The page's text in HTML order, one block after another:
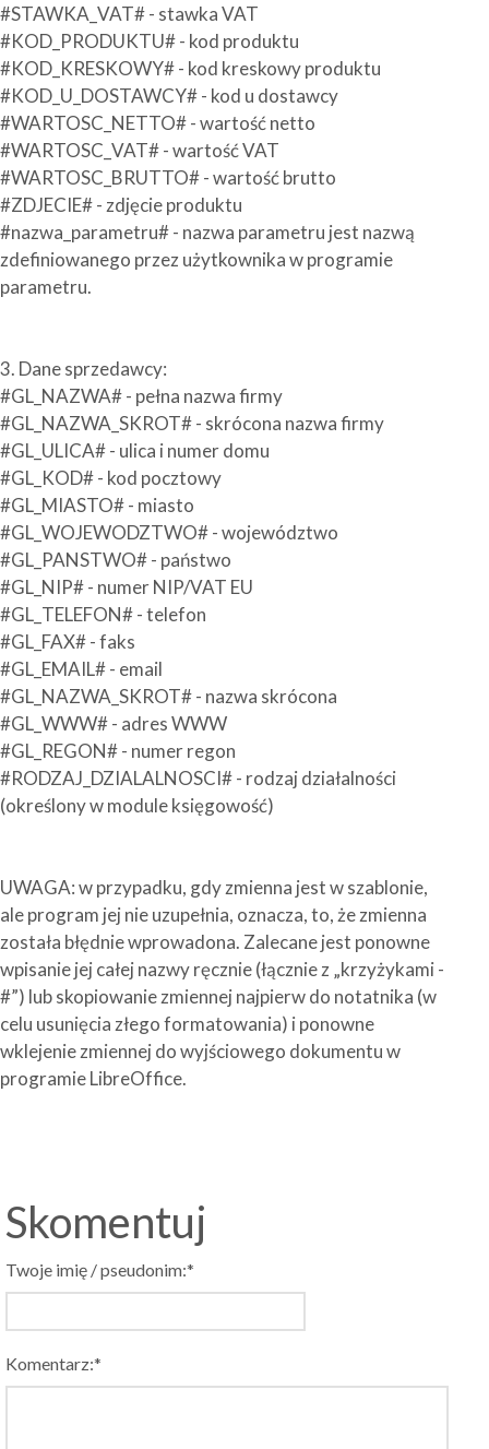
#STAWKA_VAT# - stawka VAT
#KOD_PRODUKTU# - kod produktu
#KOD_KRESKOWY# - kod kreskowy produktu
#KOD_U_DOSTAWCY# - kod u dostawcy
#WARTOSC_NETTO# - wartość netto
#WARTOSC_VAT# - wartość VAT
#WARTOSC_BRUTTO# - wartość brutto
#ZDJECIE# - zdjęcie produktu
#nazwa_parametru# - nazwa parametru jest nazwą
zdefiniowanego przez użytkownika w programie
parametru.
3. Dane sprzedawcy:
#GL_NAZWA# - pełna nazwa firmy
#GL_NAZWA_SKROT# - skrócona nazwa firmy
#GL_ULICA# - ulica i numer domu
#GL_KOD# - kod pocztowy
#GL_MIASTO# - miasto
#GL_WOJEWODZTWO# - województwo
#GL_PANSTWO# - państwo
#GL_NIP# - numer NIP/VAT EU
#GL_TELEFON# - telefon
#GL_FAX# - faks
#GL_EMAIL# - email
#GL_NAZWA_SKROT# - nazwa skrócona
#GL_WWW# - adres WWW
#GL_REGON# - numer regon
#RODZAJ_DZIALALNOSCI# - rodzaj działalności
(określony w module księgowość)
UWAGA: w przypadku, gdy zmienna jest w szablonie,
ale program jej nie uzupełnia, oznacza, to, że zmienna
została błędnie wprowadona. Zalecane jest ponowne
wpisanie jej całej nazwy ręcznie (łącznie z „krzyżykami -
#”) lub skopiowanie zmiennej najpierw do notatnika (w
celu usunięcia złego formatowania) i ponowne
wklejenie zmiennej do wyjściowego dokumentu w
programie LibreOffice.
Skomentuj
Twoje imię / pseudonim:*
Komentarz:*